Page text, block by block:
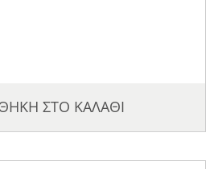
ΣΤΟ ΚΑΛΑΘΙ